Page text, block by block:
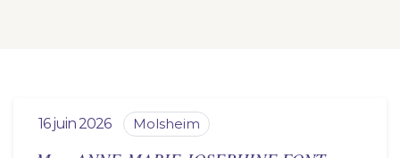
16 juin 2026 molsheim